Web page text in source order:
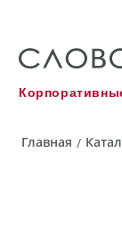
Главная /